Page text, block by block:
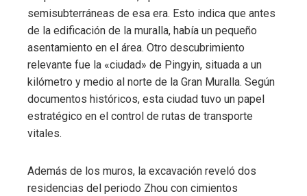
semisubterráneas de esa era. Esto indica que antes
de la edificación de la muralla, había un pequeño
asentamiento en el área. Otro descubrimiento
relevante fue la «ciudad» de Pingyin, situada a un
kilómetro y medio al norte de la Gran Muralla. Según
documentos históricos, esta ciudad tuvo un papel
estratégico en el control de rutas de transporte
vitales.
Además de los muros, la excavación reveló dos
residencias del periodo Zhou con cimientos